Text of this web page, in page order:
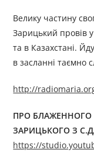
Велику частину
Зарицький провів
та в Казахстані.
в засланні таємно
http://
ПРО БЛАЖЕННОГО
ЗАРИЦЬКОГОЗ
https://